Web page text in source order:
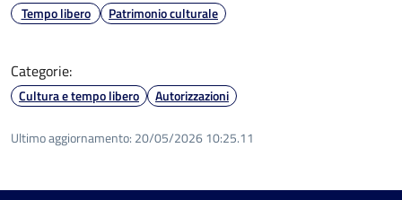
Tempo libero Patrimonio culturale
Categorie:
Cultura e tempo libero Autorizzazioni
Ultimo aggiornamento: 20/05/2026 10:25.11